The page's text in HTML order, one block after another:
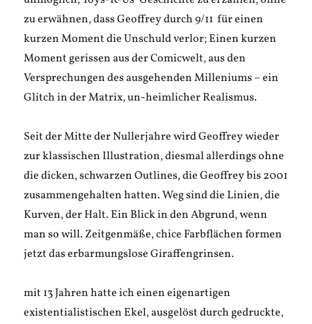
zu erwähnen, dass Geoffrey durch 9/11 für einen
kurzen Moment die Unschuld verlor; Einen kurzen
Moment gerissen aus der Comicwelt, aus den
Versprechungen des ausgehenden Milleniums – ein
Glitch in der Matrix, un-heimlicher Realismus.
Seit der Mitte der Nullerjahre wird Geoffrey wieder
zur klassischen Illustration, diesmal allerdings ohne
die dicken, schwarzen Outlines, die Geoffrey bis 2001
zusammengehalten hatten. Weg sind die Linien, die
Kurven, der Halt. Ein Blick in den Abgrund, wenn
man so will. Zeitgenmäße, chice Farbflächen formen
jetzt das erbarmungslose Giraffengrinsen.
mit 13 Jahren hatte ich einen eigenartigen
existentialistischen Ekel, ausgelöst durch gedruckte,